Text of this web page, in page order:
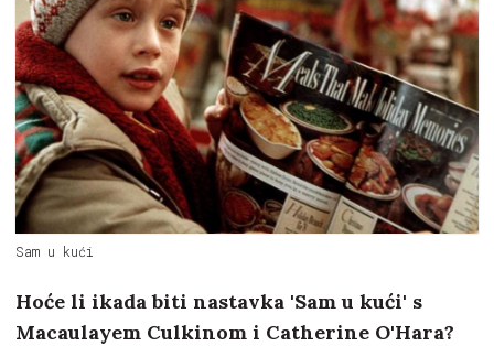
Sam u kući
Hoće li ikada biti nastavka 'Sam u kući' s
Macaulayem Culkinom i Catherine O'Hara?